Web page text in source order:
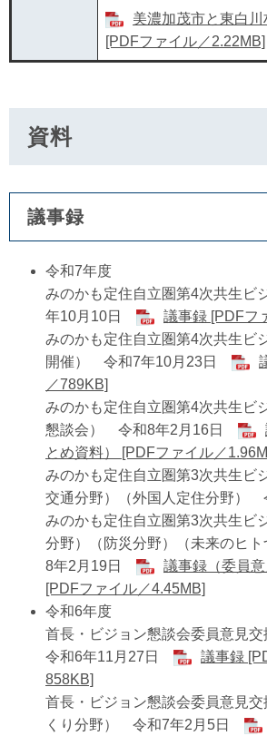
美濃加茂市と東白
[PDFファイル／2.22MB]
資料
議事録
令和7年度
みのかも定住自立圏第4次共生
年10月10日
議事録 [PDFフ
みのかも定住自立圏第4次共生ビ
開催） 令和7年10月23日
／789KB]
みのかも定住自立圏第4次共生ビ
懇談会） 令和8年2月16日
とめ資料） [PDFファイル／
みのかも定住自立圏第3次共生ビ
交通分野）（外国人定住分野）
みのかも定住自立圏第3次共生ビ
分野）（防災分野）（未来のヒ
8年2月19日
議事録（委員意
[PDFファイル／4.45MB]
令和6年度
首長・ビジョン懇談会委員意見
令和6年11月27日
議事録
858KB]
首長・ビジョン懇談会委員意見
くり分野） 令和7年2月5日